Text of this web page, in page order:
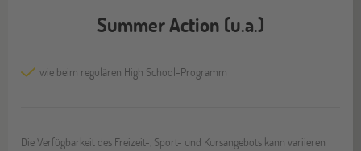
Summer Action (u.a.)
wie beim regulären High School-Programm
Die Verfügbarkeit des Freizeit-, Sport- und Kursangebots kann variieren